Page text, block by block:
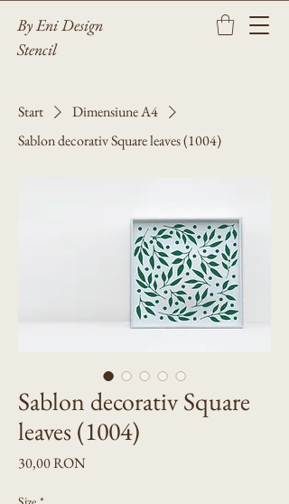
By Eni Design
Stencil
Start
Dimensiune A4
Sablon decorativ Square leaves (1004)
Sablon decorativ Square
leaves (1004)
30,00 RONPreț